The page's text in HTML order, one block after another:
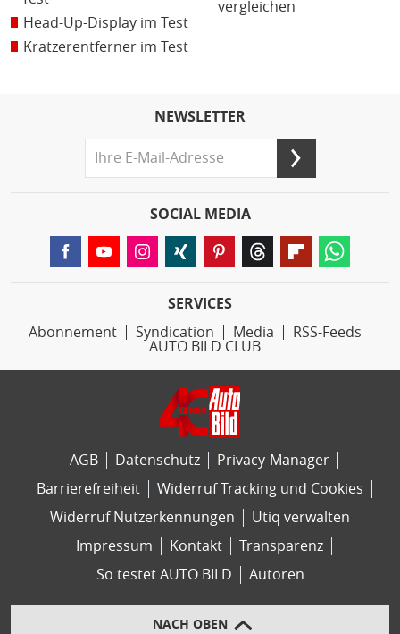
Head-Up-Display im Test
Kratzerentferner im Test
vergleichen
NEWSLETTER
SOCIAL MEDIA
SERVICES
Abonnement
Syndication Media
RSS-Feeds
AUTO BILD CLUB
AGB Datenschutz
Privacy-Manager
Barrierefreiheit
Widerruf Tracking und Cookies
Widerruf Nutzerkennungen
Utiq verwalten
Impressum
Kontakt
Transparenz
So testet AUTO BILD
Autoren
NACH OBEN